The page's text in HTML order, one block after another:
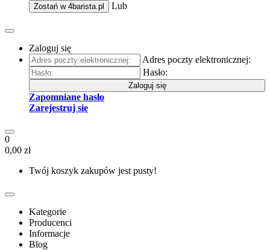
Zostań w 4barista.pl Lub
Zaloguj się
Adres poczty elektronicznej:
Hasło:
Zaloguj się
Zapomniane hasło
Zarejestruj się
0
0,00 zł
Twój koszyk zakupów jest pusty!
Kategorie
Producenci
Informacje
Blog